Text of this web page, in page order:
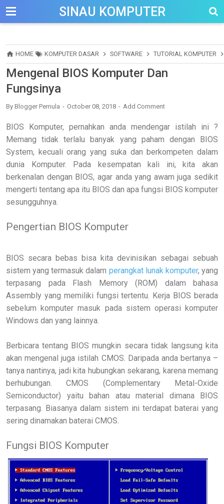
--> SINAU KOMPUTER
HOME KOMPUTER DASAR SOFTWARE TUTORIAL KOMPUTER
Mengenal BIOS Komputer Dan
Fungsinya
By Blogger Pemula October 08, 2018 Add Comment
BIOS Komputer, pernahkan anda mendengar istilah ini ?
Memang tidak terlalu banyak yang paham dengan BIOS
System, kecuali orang yang suka dan berkompeten dalam
dunia Komputer. Pada kesempatan kali ini, kita akan
berkenalan dengan BIOS, agar anda yang awam juga sedikit
mengerti tentang apa itu BIOS dan apa fungsi BIOS komputer
sesungguhnya.
Pengertian BIOS Komputer
BIOS secara bebas bisa kita devinisikan sebagai sebuah
sistem yang termasuk dalam perangkat lunak komputer, yang
terpasang pada Flash Memory (ROM) dalam bahasa
Assembly yang memiliki fungsi tertentu. Kerja BIOS berada
sebelum komputer masuk pada sistem operasi komputer
Windows dan yang lainnya.
Berbicara tentang BIOS mungkin secara tidak langsung kita
akan mengenal juga istilah CMOS. Daripada anda bertanya –
tanya nantinya, jadi kita hubungkan sekarang, karena memang
berhubungan. CMOS (Complementary Metal-Oxide
Semiconductor) yaitu bahan atau material dimana BIOS
terpasang. Biasanya dalam sistem ini terdapat baterai yang
sering dinamakan baterai CMOS.
Fungsi BIOS Komputer